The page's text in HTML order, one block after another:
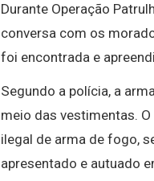
Durante Operação
conversa com os
foi encontrada e
Segundo a polícia, a
meio das vestimentas.
ilegal de arma de fogo,
apresentado e autuado